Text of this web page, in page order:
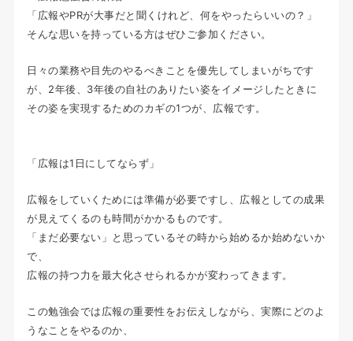
「広報やPRが大事だと聞くけれど、何をやったらいいの？」
そんな思いを持っている方はぜひご参加ください。
日々の業務や目先のやるべきことを優先してしまいがちです
が、2年後、3年後の自社のありたい姿をイメージしたときに
その姿を実現するためのカギの1つが、広報です。
「広報は1日にしてならず」
広報をしていくためには準備が必要ですし、広報としての成果
が見えてくるのも時間がかかるものです。
「まだ必要ない」と思っているその時から始めるか始めないか
で、
広報の持つ力を最大化させられるかが変わってきます。
この勉強会では広報の重要性をお伝えしながら、実際にどのよ
うなことをやるのか、